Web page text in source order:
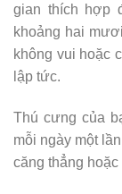
gian thích hợp
khoảng hai
không vui hoặc
lập tức.
Thú cưng của
mỗi ngày một
căng thẳng